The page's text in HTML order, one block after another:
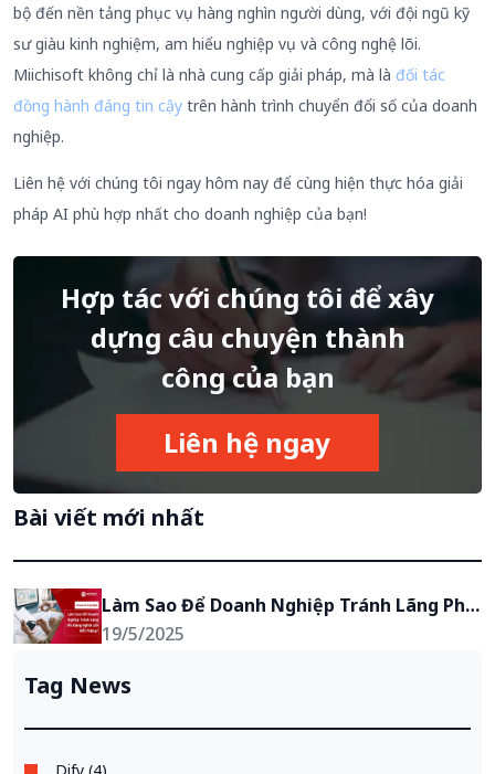
bộ đến nền tảng phục vụ hàng nghìn người dùng, với đội ngũ kỹ
sư giàu kinh nghiệm, am hiểu nghiệp vụ và công nghệ lõi.
Miichisoft không chỉ là nhà cung cấp giải pháp, mà là đối tác
đồng hành đáng tin cậy trên hành trình chuyển đổi số của doanh
nghiệp.
Liên hệ với chúng tôi ngay hôm nay để cùng hiện thực hóa giải
pháp AI phù hợp nhất cho doanh nghiệp của bạn!
Hợp tác với chúng tôi để xây
dựng câu chuyện thành
công của bạn
Liên hệ ngay
Bài viết mới nhất
Làm Sao Để Doanh Nghiệp Tránh Lãng Phí
Hàng Nghìn Giờ Mỗi Tháng? 3 Bước Để
19/5/2025
Tag News